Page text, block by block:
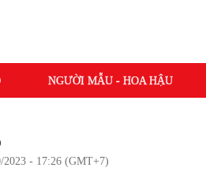
NGƯỜI MẪU - HOA HẬU
2023 - 17:26 (GMT+7)